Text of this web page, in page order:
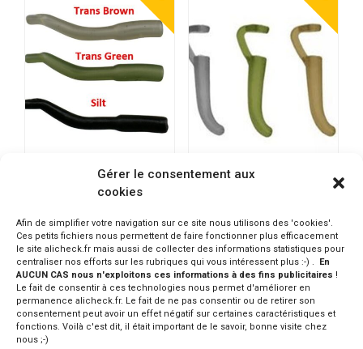
Gérer le consentement aux
cookies
Afin de simplifier votre navigation sur ce site nous utilisons des 'cookies'.
Ces petits fichiers nous permettent de faire fonctionner plus efficacement
le site alicheck.fr mais aussi de collecter des informations statistiques pour
centraliser nos efforts sur les rubriques qui vous intéressent plus :-) . En
AUCUN CAS nous n'exploitons ces informations à des fins publicitaires !
Le fait de consentir à ces technologies nous permet d'améliorer en
permanence alicheck.fr. Le fait de ne pas consentir ou de retirer son
consentement peut avoir un effet négatif sur certaines caractéristiques et
fonctions. Voilà c'est dit, il était important de le savoir, bonne visite chez
nous ;-)
WISE TACKLE Line Aligner
5.80€
CONSULTER SUR ALIEXPRESS CONSULTER SUR ALIEXPRESS